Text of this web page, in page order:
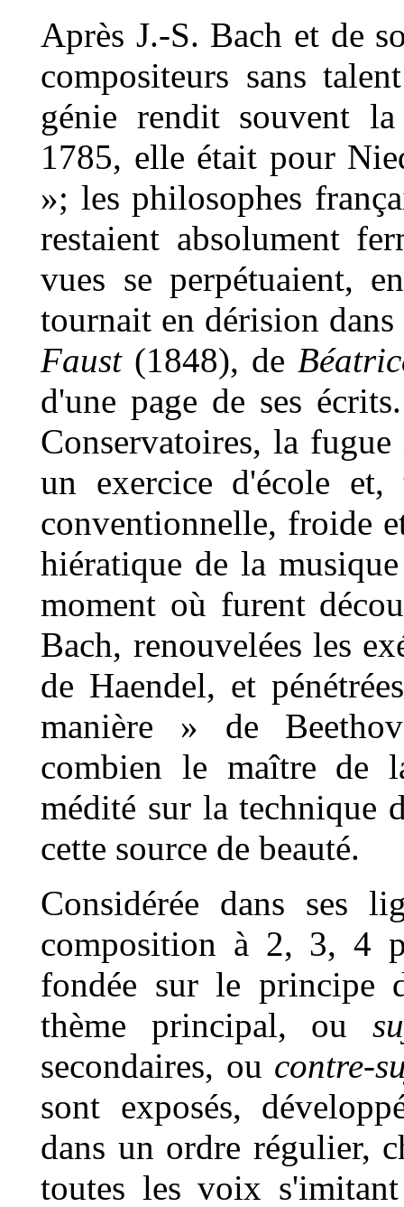
Après J.-S. Bach et de
compositeurs sans
génie rendit souvent
1785, elle était pour
»; les philosophes
restaient absolument
vues se perpétuaient,
tournait en dérision
Faust(1848), de
d'une page de ses
Conservatoires, la
un exercice d'école
conventionnelle, froide
hiératique de la
moment où furent
Bach, renouvelées les
de Haendel, et
manière » de
combien le maître de
médité sur la technique
cette source de beauté.
Considérée dans ses
composition à 2, 3, 4
fondée sur le principe
thème principal, ou
secondaires, ou contre-
sont exposés,
dans un ordre régulier,
toutes les voix